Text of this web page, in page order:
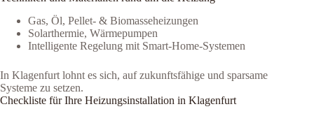
Gas, Öl, Pellet- & Biomasseheizungen
Solarthermie, Wärmepumpen
Intelligente Regelung mit Smart-Home-Systemen
In Klagenfurt lohnt es sich, auf zukunftsfähige und sparsame
Systeme zu setzen.
Checkliste für Ihre Heizungsinstallation in Klagenfurt